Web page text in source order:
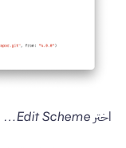
اختر Edit Scheme…